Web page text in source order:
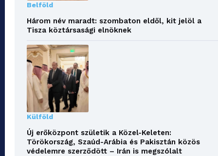
Belföld
Három név maradt: szombaton eldől, kit jelöl a
Tisza köztársasági elnöknek
Külföld
Új erőközpont születik a Közel-Keleten:
Törökország, Szaúd-Arábia és Pakisztán közös
védelemre szerződött – Irán is megszólalt